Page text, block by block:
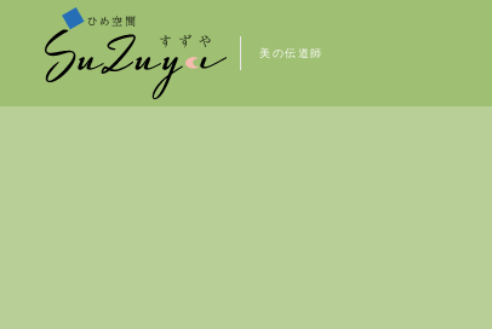
美の伝道師